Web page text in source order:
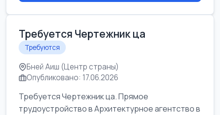
Требуется Чертежник ца
Требуются
Бней Аиш (Центр страны)
Опубликовано: 17.06.2026
Требуется Чертежник ца. Прямое
трудоустройство в Архитектурное агентство в